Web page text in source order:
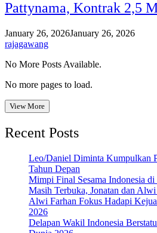
Pattynama, Kontrak 2,5
January 26, 2026January 26, 2026
rajagawang
No More Posts Available.
No more pages to load.
View More
Recent Posts
Leo/Daniel Diminta Kumpulkan
Tahun Depan
Mimpi Final Sesama Indonesia
Masih Terbuka, Jonatan dan
Alwi Farhan Fokus Hadapi
2026
Delapan Wakil Indonesia